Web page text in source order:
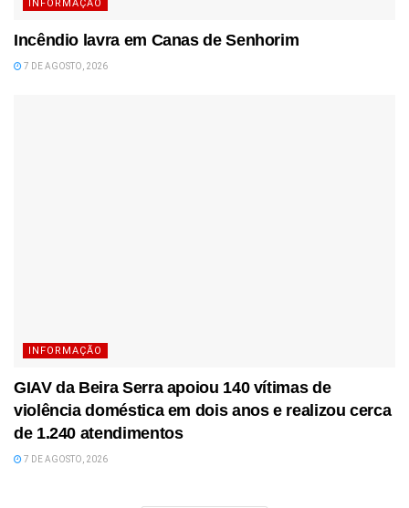
INFORMAÇÃO
Incêndio lavra em Canas de Senhorim
7 DE AGOSTO, 2026
INFORMAÇÃO
GIAV da Beira Serra apoiou 140 vítimas de
violência doméstica em dois anos e realizou cerca
de 1.240 atendimentos
7 DE AGOSTO, 2026